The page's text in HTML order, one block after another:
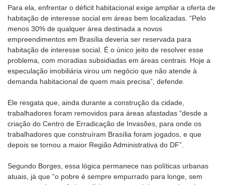
Para ela, enfrentar o déficit habitacional exige ampliar a oferta de
habitação de interesse social em áreas bem localizadas. “Pelo
menos 30% de qualquer área destinada a novos
empreendimentos em Brasília deveria ser reservada para
habitação de interesse social. É o único jeito de resolver esse
problema, com moradias subsidiadas em áreas centrais. Hoje a
especulação imobiliária virou um negócio que não atende à
demanda habitacional de quem mais precisa”, defende.
Ele resgata que, ainda durante a construção da cidade,
trabalhadores foram removidos para áreas afastadas “desde a
criação do Centro de Erradicação de Invasões, para onde os
trabalhadores que construíram Brasília foram jogados, e que
depois se tornou a maior Região Administrativa do DF”.
Segundo Borges, essa lógica permanece nas políticas urbanas
atuais, já que “o pobre é sempre empurrado para longe, sem